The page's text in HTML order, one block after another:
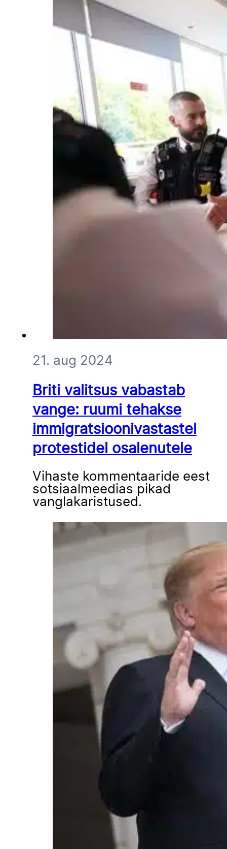
21. aug 2024
Briti valitsus vabastab
vange: ruumi tehakse
immigratsioonivastastel
protestidel osalenutele
Vihaste kommentaaride eest
sotsiaalmeedias pikad
vanglakaristused.